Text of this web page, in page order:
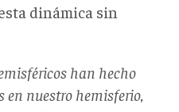
dinámica sin
han hecho
nuestro hemisferio,